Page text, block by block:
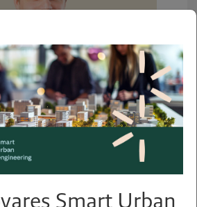
of hulp nodig?
op met:
Smart Urban